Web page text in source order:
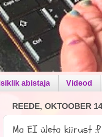
Isiklik abistaja Videod
REEDE, OKTOOBER
Ma EI ületa kiirust :P